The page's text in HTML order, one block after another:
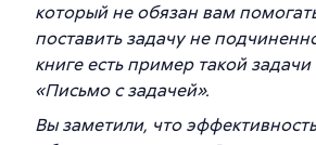
который не обязан вам
поставить задачу не
книге есть пример такой задачи
«Письмо с задачей».
Вы заметили, что